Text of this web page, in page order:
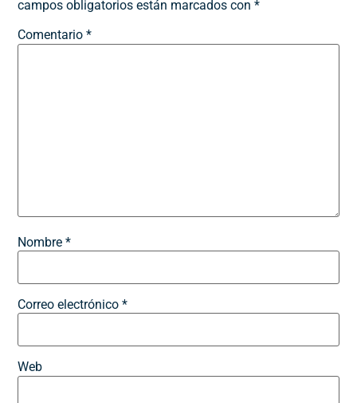
campos obligatorios están marcados con*
Comentario*
Nombre*
Correo electrónico*
Web